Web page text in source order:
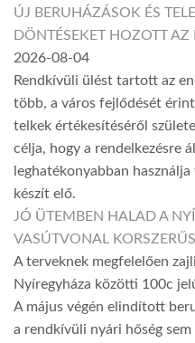
ÚJ BERUHÁZÁSOK ÉS
DÖNTÉSEKET HOZOTT AZ
2026-08-04
Rendkívüli ülést tartott az
több, a város fejlődését
telkek értékesítéséről
célja, hogy a rendelkezésre
leghatékonyabban
készít elő.
JÓ ÜTEMBEN HALAD A
VASÚTVONAL
A terveknek megfelelően
Nyíregyháza közötti 100c
A május végén elindított
a rendkívüli nyári hőség